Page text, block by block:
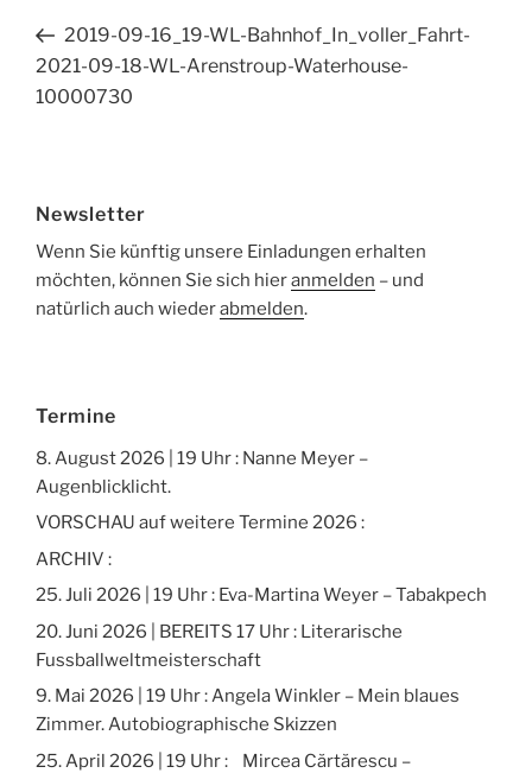
Beitragsnavigation
Vorheriger
Beitrag
2019-09-16_19-WL-Bahnhof_In_voller_Fahrt-
2021-09-18-WL-Arenstroup-Waterhouse-
10000730
Newsletter
Wenn Sie künftig unsere Einladungen erhalten
möchten, können Sie sich hieranmelden – und
natürlich auch wiederabmelden.
Termine
8. August 2026 | 19 Uhr : Nanne Meyer –
Augenblicklicht.
VORSCHAU auf weitere Termine 2026 :
ARCHIV :
25. Juli 2026 | 19 Uhr : Eva-Martina Weyer – Tabakpech
20. Juni 2026 | BEREITS 17 Uhr : Literarische
Fussballweltmeisterschaft
9. Mai 2026 | 19 Uhr : Angela Winkler – Mein blaues
Zimmer. Autobiographische Skizzen
25. April 2026 | 19 Uhr : Mircea Cărtărescu –